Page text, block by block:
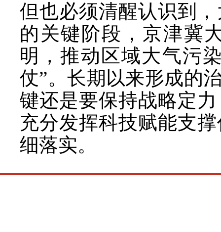
但也必须清醒认识到
的关键阶段，京津冀
明，推动区域大气污
仗”。长期以来形成的
键还是要保持战略定
充分发挥科技赋能支
细落实。